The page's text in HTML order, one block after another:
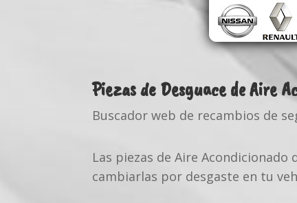
Piezas de Desguace de Aire
Buscador web de recambios de
Las piezas de Aire
cambiarlas por desgaste en tu